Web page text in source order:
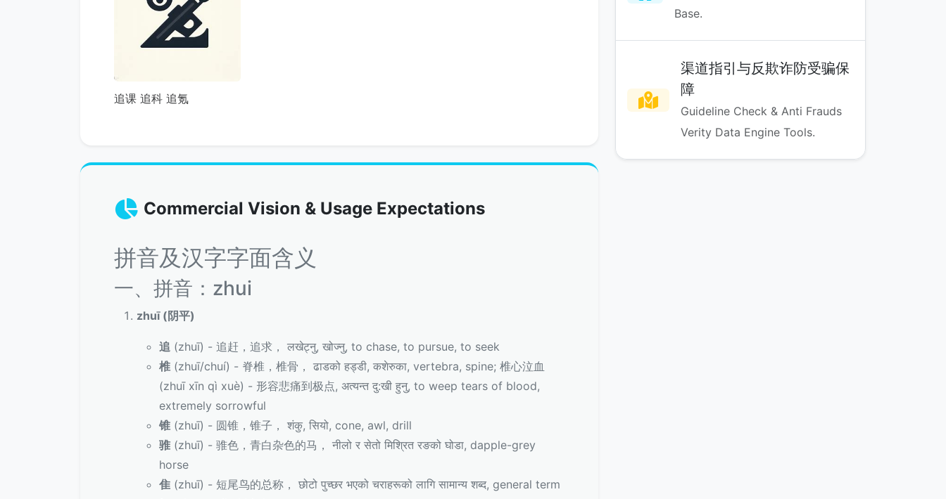
追课 追科 追氪
Commercial Vision & Usage Expectations
拼音及汉字字面含义
一、拼音：zhui
zhuī (阴平)
追 (zhuī) - 追赶，追求， लखेट्नु, खोज्नु, to chase, to pursue, to seek
椎 (zhuī/chuí) - 脊椎，椎骨， ढाडको हड्डी, कशेरुका, vertebra, spine; 椎心泣血
(zhuī xīn qì xuè) - 形容悲痛到极点, अत्यन्त दु:खी हुनु, to weep tears of blood,
extremely sorrowful
锥 (zhuī) - 圆锥，锥子， शंकु, सियो, cone, awl, drill
骓 (zhuī) - 骓色，青白杂色的马， नीलो र सेतो मिश्रित रङको घोडा, dapple-grey
horse
隹 (zhuī) - 短尾鸟的总称， छोटो पुच्छर भएको चराहरूको लागि सामान्य शब्द, general term
Base.
渠道指引与反欺诈防受骗保
障
Guideline Check & Anti Frauds
Verity Data Engine Tools.